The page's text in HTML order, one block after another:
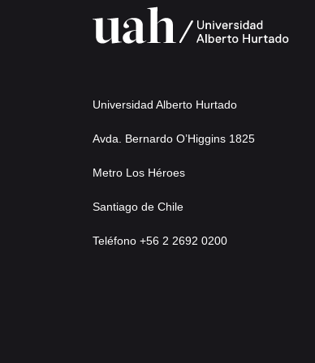
Universidad Alberto Hurtado
Avda. Bernardo O’Higgins 1825
Metro Los Héroes
Santiago de Chile
Teléfono +56 2 2692 0200